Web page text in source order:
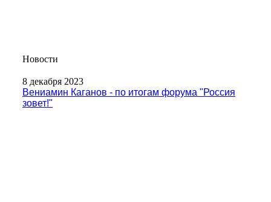
Новости
8 декабря 2023
Вениамин Каганов - по итогам форума "Россия
зовет!"